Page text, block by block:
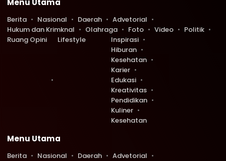
Menu Utama
Berita Nasional Daerah
Advetorial
Hukum dan Krimknal
Olahraga Foto Video
Politik
Ruang Opini
Lifestyle
Inspirasi
Hiburan
Kesehatan
Karier
Edukasi
Kreativitas
Pendidikan
Kuliner
Kesehatan
Menu Utama
Berita Nasional Daerah
Advetorial